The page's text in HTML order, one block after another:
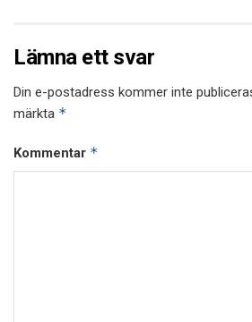
Lämna ett svar
Din e-postadress kommer inte
märkta *
Kommentar *